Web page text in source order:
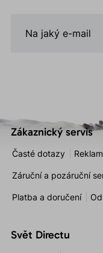
Zákaznický servis
Časté dotazy
Záruční a pozáruční
Platba a doručení
Svět Directu